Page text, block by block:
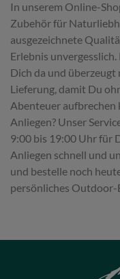
In unserem Online-
Zubehör für
ausgezeichnete
Erlebnis unvergesslich.
Dich da und überzeugt
Lieferung, damit Du
Abenteuer aufbrechen
Anliegen? Unser
9:00 bis 19:00 Uhr für
Anliegen schnell und
und bestelle noch
persönliches Outdoor-